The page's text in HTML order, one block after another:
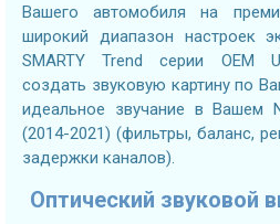
Вашего автомобиля на
широкий диапазон настроек
SMARTY Trend серии OEM
создать звуковую картину по
идеальное звучание в Вашем
(2014-2021) (фильтры, баланс,
задержки каналов).
Оптический звуковой